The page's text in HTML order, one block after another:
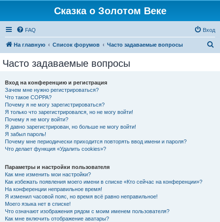
Сказка о Золотом Веке
FAQ Вход
На главную Список форумов Часто задаваемые вопросы
Часто задаваемые вопросы
Вход на конференцию и регистрация
Зачем мне нужно регистрироваться?
Что такое COPPA?
Почему я не могу зарегистрироваться?
Я только что зарегистрировался, но не могу войти!
Почему я не могу войти?
Я давно зарегистрирован, но больше не могу войти!
Я забыл пароль!
Почему мне периодически приходится повторять ввод имени и пароля?
Что делает функция «Удалить cookies»?
Параметры и настройки пользователя
Как мне изменить мои настройки?
Как избежать появления моего имени в списке «Кто сейчас на конференции»?
На конференции неправильное время!
Я изменил часовой пояс, но время всё равно неправильное!
Моего языка нет в списке!
Что означают изображения рядом с моим именем пользователя?
Как мне включить отображение аватары?